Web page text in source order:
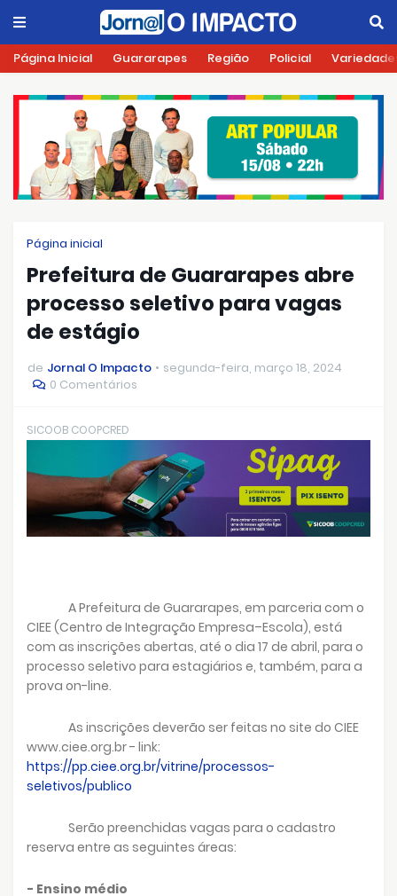
Página Inicial Guararapes Região Policial
Página inicial
Prefeitura de Guararapes abre
processo seletivo para vagas
de estágio
de Jornal O Impacto
segunda-feira, março 18, 2024
0 Comentários
SICOOB COOPCRED
A Prefeitura de Guararapes, em parceria com o
CIEE (Centro de Integração Empresa–Escola), está
com as inscrições abertas, até o dia 17 de abril, para o
processo seletivo para estagiários e, também, para a
prova on-line.
As inscrições deverão ser feitas no site do CIEE
www.ciee.org.br - link:
https://pp.ciee.org.br/vitrine/processos-
seletivos/publico
Serão preenchidas vagas para o cadastro
reserva entre as seguintes áreas:
- Ensino médio